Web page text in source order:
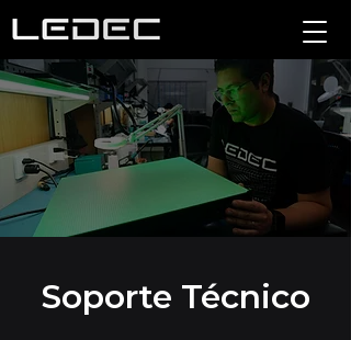
Centro de Soporte
Soporte Técnico